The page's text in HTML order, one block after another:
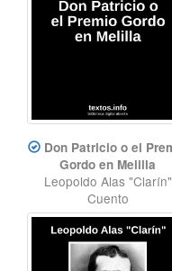
Don Patricio o el
Gordo en Melilla
Leopoldo Alas "Clarín"
Cuento